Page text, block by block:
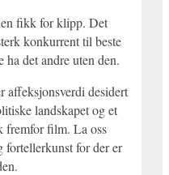
fikk for klipp. Det
konkurrent til beste
det andre uten den.
affeksjonsverdi desidert
landskapet og et
fremfor film. La oss
fortellerkunst for der er